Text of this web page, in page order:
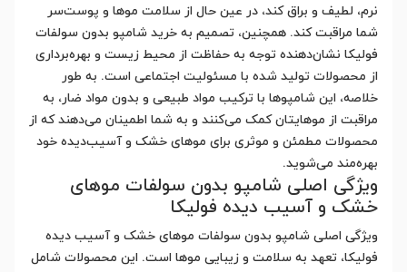
نرم، لطیف و براق کند، در عین حال از سلامت موها و پوست‌سر
شما مراقبت کند. همچنین، تصمیم به خرید شامپو بدون سولفات
فولیکا نشان‌دهنده توجه به حفاظت از محیط زیست و بهره‌برداری
از محصولات تولید شده با مسئولیت اجتماعی است. به طور
خلاصه، این شامپوها با ترکیب مواد طبیعی و بدون مواد ضار، به
مراقبت از موهایتان کمک می‌کنند و به شما اطمینان می‌دهند که از
محصولات مطمئن و موثری برای موهای خشک و آسیب‌دیده خود
بهره‌مند می‌شوید.
ویژگی اصلی شامپو بدون سولفات موهای
خشک و آسیب دیده فولیکا
ویژگی اصلی شامپو بدون سولفات موهای خشک و آسیب دیده
فولیکا، تعهد به سلامت و زیبایی موها است. این محصولات شامل